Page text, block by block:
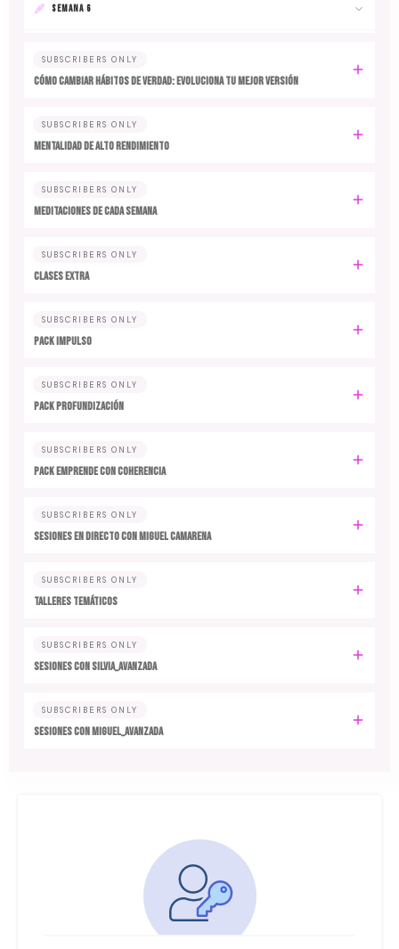
SEMANA 6
SUBSCRIBERS ONLY
Cómo cambiar hábitos de verdad: evoluciona tu mejor versión
SUBSCRIBERS ONLY
MENTALIDAD DE ALTO RENDIMIENTO
SUBSCRIBERS ONLY
MEDITACIONES DE CADA SEMANA
SUBSCRIBERS ONLY
CLASES EXTRA
SUBSCRIBERS ONLY
PACK IMPULSO
SUBSCRIBERS ONLY
PACK PROFUNDIZACIÓN
SUBSCRIBERS ONLY
PACK EMPRENDE CON COHERENCIA
SUBSCRIBERS ONLY
SESIONES EN DIRECTO CON MIGUEL CAMARENA
SUBSCRIBERS ONLY
TALLERES TEMÁTICOS
SUBSCRIBERS ONLY
SESIONES CON SILVIA_AVANZADA
SUBSCRIBERS ONLY
SESIONES CON MIGUEL_AVANZADA